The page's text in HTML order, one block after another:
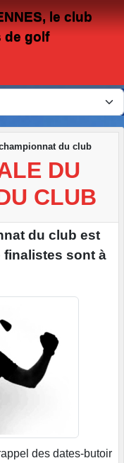
le club
de golf
du club
DU
CLUB
du club est
finalistes sont à
des dates-butoir